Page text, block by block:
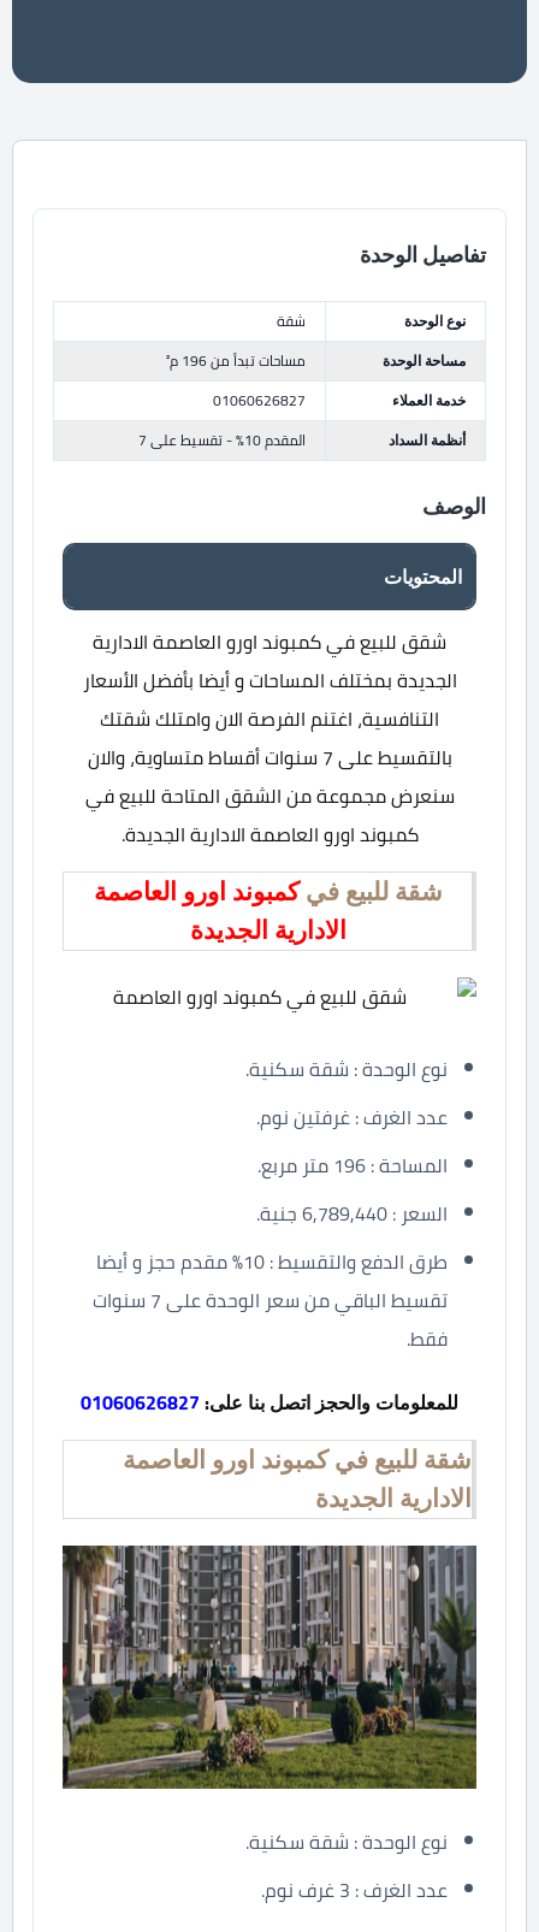
تفاصيل الوحدة
نوع الوحدة
شقة
مساحة الوحدة
مساحات تبدأ من 196 م²
خدمة العملاء
01060626827
أنظمة السداد
المقدم 10% - تقسيط على 7
الوصف
المحتويات
شقق للبيع في كمبوند اورو العاصمة الادارية
الجديدة بمختلف المساحات و أيضا بأفضل الأسعار
التنافسية، اغتنم الفرصة الان وامتلك شقتك
بالتقسيط على 7 سنوات أقساط متساوية، والان
سنعرض مجموعة من الشقق المتاحة للبيع في
كمبوند اورو العاصمة الادارية الجديدة.
شقة للبيع فيكمبوند اورو العاصمة
الادارية الجديدة
نوع الوحدة : شقة سكنية.
عدد الغرف : غرفتين نوم.
المساحة : 196 متر مربع.
السعر : 6,789,440 جنية.
طرق الدفع والتقسيط : 10% مقدم حجز و أيضا
تقسيط الباقي من سعر الوحدة على 7 سنوات
فقط.
للمعلومات والحجز اتصل بنا على:01060626827
شقة للبيع في كمبوند اورو العاصمة
الادارية الجديدة
نوع الوحدة : شقة سكنية.
عدد الغرف : 3 غرف نوم.